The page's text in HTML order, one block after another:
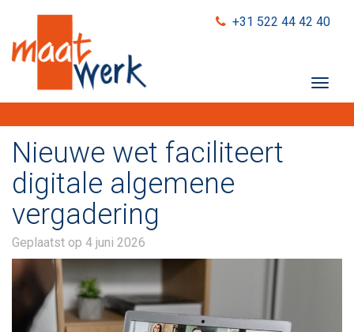
+31 522 44 42 40
T
o
g
Nieuwe wet faciliteert
digitale algemene
vergadering
Geplaatst op 4 juni 2026